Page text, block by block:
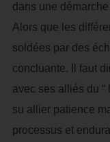
dans une
Alors que les
soldées par des
concluante. Il faut
avec ses alliés du “
su allier patience
processus et